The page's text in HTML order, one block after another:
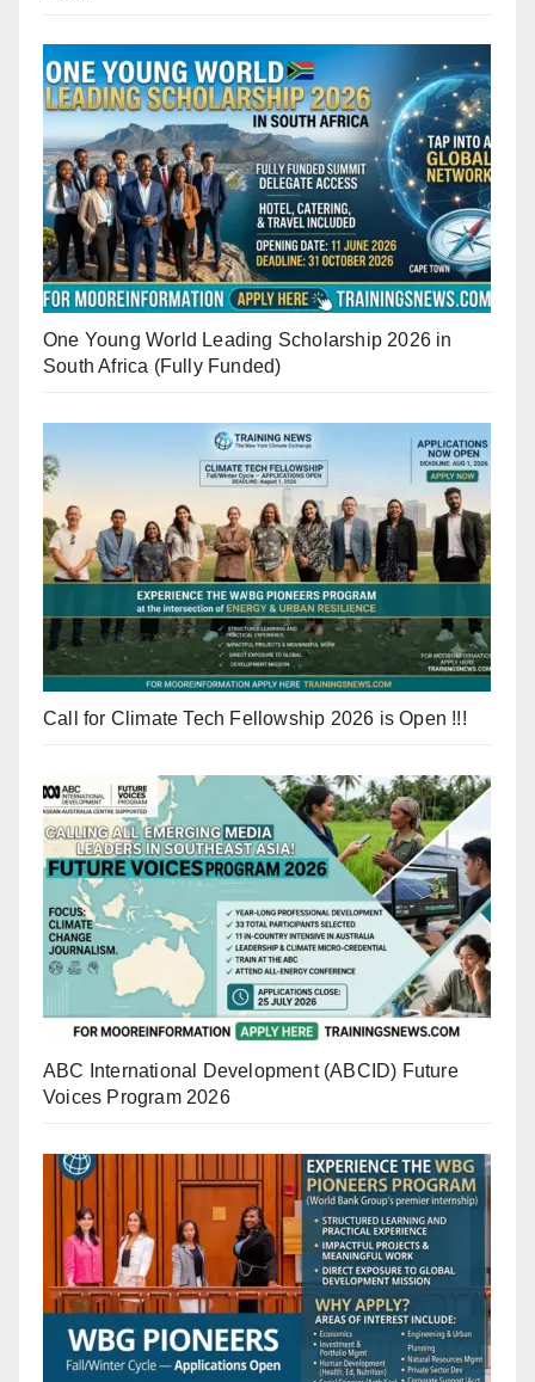
One Young World Leading Scholarship 2026 in
South Africa (Fully Funded)
Call for Climate Tech Fellowship 2026 is Open !!!
ABC International Development (ABCID) Future
Voices Program 2026